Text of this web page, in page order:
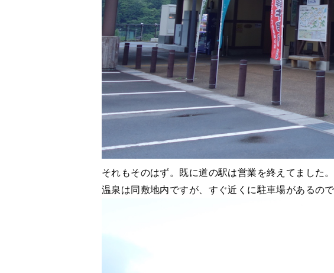
それもそのはず。既に道の駅は営業を終えてました。
温泉は同敷地内ですが、すぐ近くに駐車場があるの